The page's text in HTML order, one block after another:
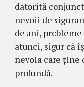
datorită
nevoii de
de ani,
atunci, sigur că
nevoia care
profundă.